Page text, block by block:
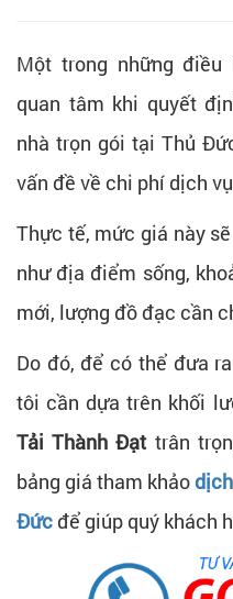
Một trong những điều
quan tâm khi quyết
nhà trọn gói tại Thủ
vấn đề về chi phí dịch
Thực tế, mức giá này
như địa điểm sống,
mới, lượng đồ đạc cần
Do đó, để có thể đưa
tôi cần dựa trên khối
Tải Thành Đạt trân
bảng giá tham khảo
Đức để giúp quý khách